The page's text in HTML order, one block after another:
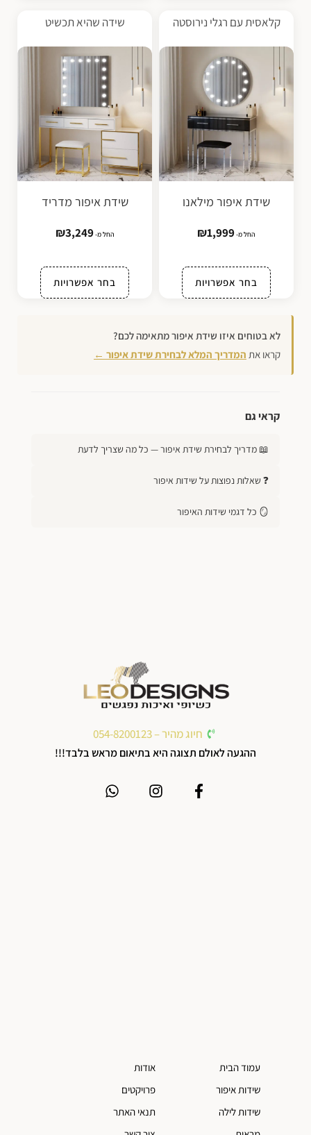
קלאסית עם רגלי נירוסטה
שידת איפור מילאנו
החל מ- ₪1,999
בחר אפשרויות
שידה שהיא תכשיט
שידת איפור מדריד
החל מ- ₪3,249
בחר אפשרויות
לא בטוחים איזו שידת איפור מתאימה לכם?
קראו את המדריך המלא לבחירת שידת איפור ←
קראי גם
📖 מדריך לבחירת שידת איפור — כל מה שצריך לדעת
❓ שאלות נפוצות על שידות איפור
🪞 כל דגמי שידות האיפור
חיוג מהיר – 054-8200123
ההגעה לאולם תצוגה היא בתיאום מראש בלבד!!!
עמוד הבית
שידות איפור
שידות לילה
אודות
פרויקטים
תנאי האתר